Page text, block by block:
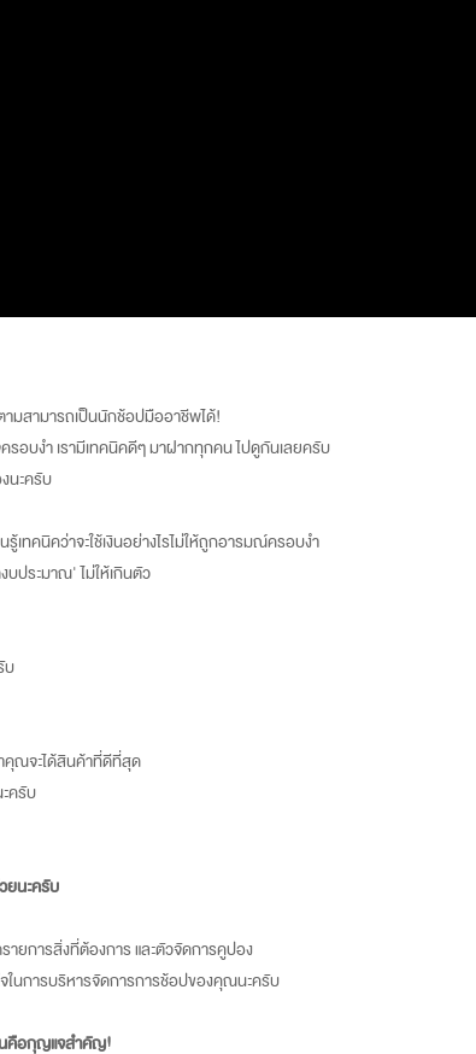
มสามารถเป็นนักช้อปมืออาชีพได้!
ครอบงำ เรามีเทคนิคดีๆ มาฝากทุกคน ไปดูกันเลยครับ
นะครับ
เทคนิคว่าจะใช้เงินอย่างไรไม่ให้ถูกอารมณ์ครอบงำ
ประมาณ' ไม่ให้เกินตัว
บ
าคุณจะได้สินค้าที่ดีที่สุด
ครับ
ยนะครับ
ายการสิ่งที่ต้องการ และตัวจัดการคูปอง
ในการบริหารจัดการการช้อปของคุณนะครับ
นคือกุญแจสำคัญ!